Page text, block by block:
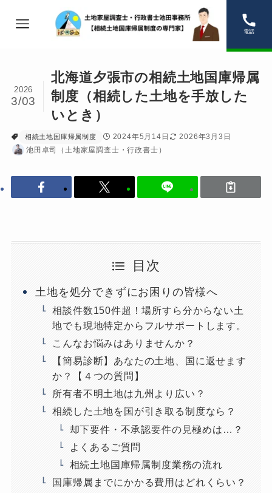
電話
北海道夕張市の相続土地国庫帰属
制度（相続した土地を手放した
いとき）
2026
3/03
相続土地国庫帰属制度 2024年5月14日
2026年3月3日
池田卓司（土地家屋調査士・行政書士）
目次
土地を処分できずにお困りの皆様へ
相談件数150件超！場所すら分からない土
地でも現地特定からフルサポートします。
こんなお悩みはありませんか？
【簡易診断】あなたの土地、国に返せます
か？【４つの質問】
所有者不明土地は九州より広い？
相続した土地を国が引き取る制度なら？
却下要件・不承認要件の見極めは…？
よくあるご質問
相続土地国庫帰属制度業務の流れ
国庫帰属までにかかる費用はどれくらい？